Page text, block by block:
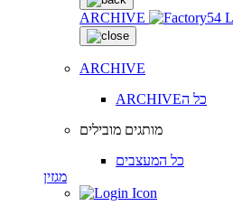
ARCHIVE
ARCHIVE
ARCHIVEכל ה
מותגים מובילים
כל המעצבים
מגזין